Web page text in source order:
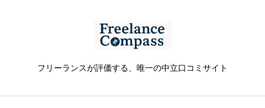
フリーランスが評価する、唯一の中立口コミサイト